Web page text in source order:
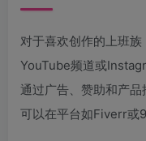
对于喜欢创作的上班族
YouTube频道或
通过广告、赞助和产品
可以在平台如Fiverr或